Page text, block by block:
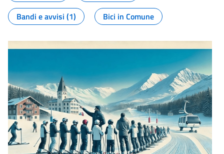
Bandi e avvisi (1)
Bici in Comune